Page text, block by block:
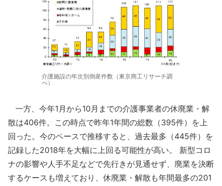
介護施設の年次別倒産件数（東京商工リサーチ調
べ）
一方、今年1月から10月までの介護事業者の休廃業・解
散は406件。この時点で昨年1年間の総数（395件）を上
回った。今のペースで推移すると、過去最多（445件）を
記録した2018年を大幅に上回る可能性が高い。 新型コロ
ナの影響や人手不足などで先行きが見通せず、廃業を決断
するケースも増えており、休廃業・解散も年間最多の201